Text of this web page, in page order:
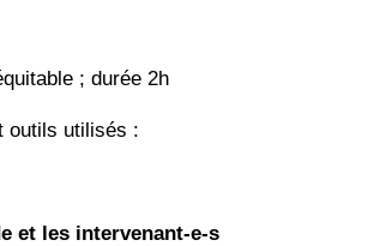
; durée 2h
outils utilisés :
et les intervenant-e-s